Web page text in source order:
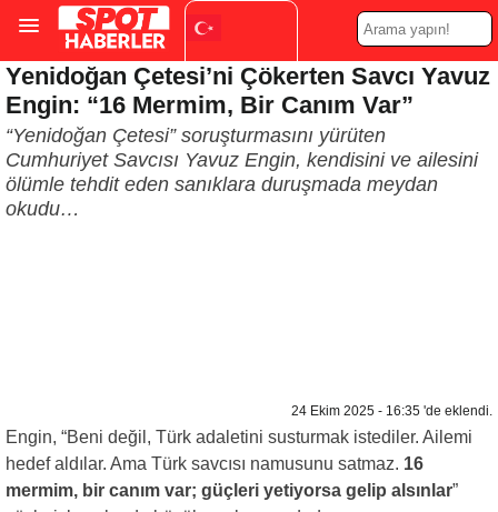
Turkish ▼
Yenidoğan Çetesi’ni Çökerten Savcı Yavuz
Engin: “16 Mermim, Bir Canım Var”
“Yenidoğan Çetesi” soruşturmasını yürüten
Cumhuriyet Savcısı Yavuz Engin, kendisini ve ailesini
ölümle tehdit eden sanıklara duruşmada meydan
okudu…
24 Ekim 2025 - 16:35 'de eklendi.
Engin, “Beni değil, Türk adaletini susturmak istediler. Ailemi
hedef aldılar. Ama Türk savcısı namusunu satmaz. 16
mermim, bir canım var; güçleri yetiyorsa gelip alsınlar”